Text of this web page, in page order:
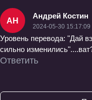
АН
Андрей Костин
2024-05-30 15:17:09
Уровень перевода: "Дай
сильно
Ответить